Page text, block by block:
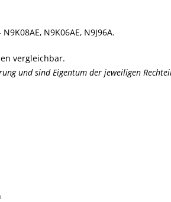
N9K06AE, N9J96A.
vergleichbar.
und sind Eigentum der jeweiligen